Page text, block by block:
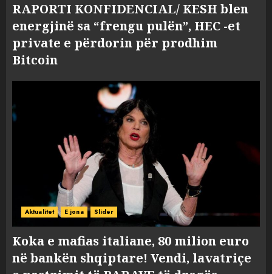
RAPORTI KONFIDENCIAL/ KESH blen
energjinë sa “frengu pulën”, HEC -et
private e përdorin për prodhim
Bitcoin
Aktualitet E jona Slider
Koka e mafias italiane, 80 milion euro
në bankën shqiptare! Vendi, lavatriçe